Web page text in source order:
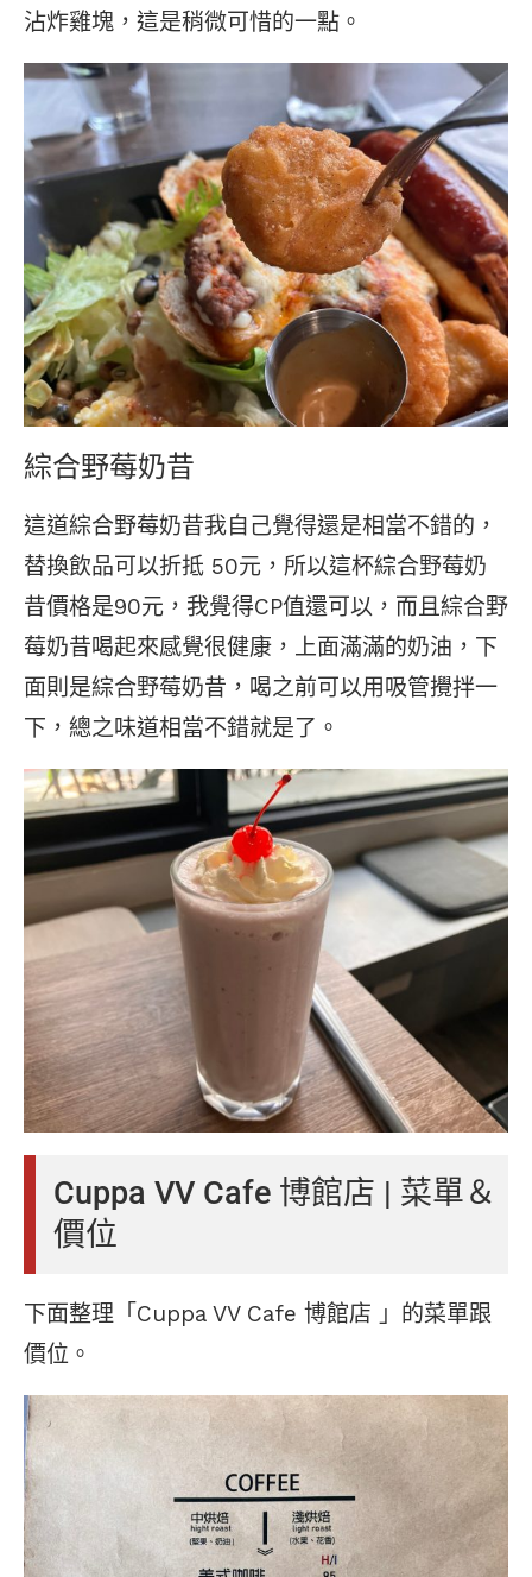
沾炸雞塊，這是稍微可惜的一點。
綜合野莓奶昔
這道綜合野莓奶昔我自己覺得還是相當不錯的，
替換飲品可以折抵 50元，所以這杯綜合野莓奶
昔價格是90元，我覺得CP值還可以，而且綜合野
莓奶昔喝起來感覺很健康，上面滿滿的奶油，下
面則是綜合野莓奶昔，喝之前可以用吸管攪拌一
下，總之味道相當不錯就是了。
Cuppa VV Cafe 博館店 | 菜單＆
價位
下面整理「Cuppa VV Cafe 博館店 」的菜單跟
價位。